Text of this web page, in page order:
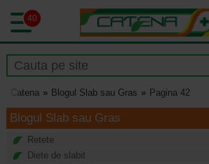
40
Catena Blogul Slab sau Gras Pagina 42
Blogul Slab sau Gras
Retete
Diete de slabit